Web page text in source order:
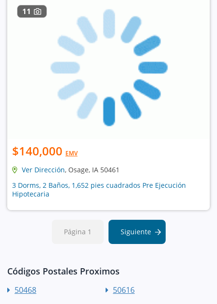
11
$140,000 EMV
Ver Dirección, Osage, IA 50461
3 Dorms, 2 Baños, 1,652 pies cuadrados Pre Ejecución
Hipotecaria
Página 1 Siguiente
Códigos Postales Proximos
50468 50616